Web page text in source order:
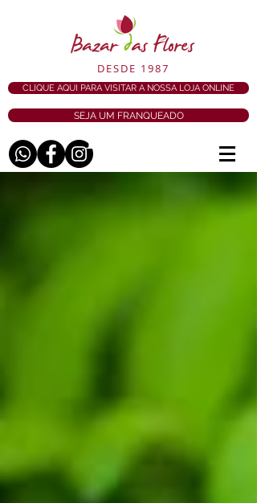
DESDE 1987
CLIQUE AQUI PARA VISITAR A NOSSA LOJA ONLINE
SEJA UM FRANQUEADO
BLOG